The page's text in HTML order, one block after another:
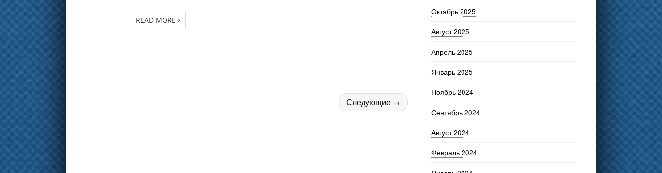
READ MORE
Следующие →
Октябрь 2025
Август 2025
Апрель 2025
Январь 2025
Ноябрь 2024
Сентябрь 2024
Август 2024
Февраль 2024